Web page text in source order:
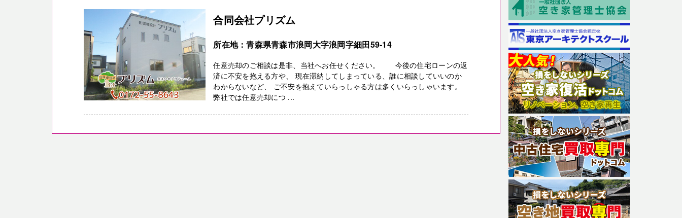
合同会社プリズム
所在地：青森県青森市浪岡大字浪岡字細田59-14
任意売却のご相談は是非、当社へお任せください。 今後の住宅ローンの返
済に不安を抱える方や、 現在滞納してしまっている、誰に相談していいのか
わからないなど、 ご不安を抱えていらっしゃる方は多くいらっしゃいます。
弊社では任意売却につ ...